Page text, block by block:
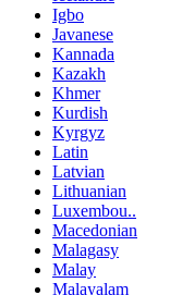
Igbo
Javanese
Kannada
Kazakh
Khmer
Kurdish
Kyrgyz
Latin
Latvian
Lithuanian
Luxembou..
Macedonian
Malagasy
Malay
Malayalam